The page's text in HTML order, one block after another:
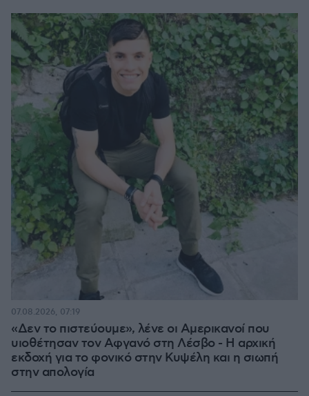
«Δεν το πιστεύουμε», λένε οι Αμερικανοί που
υιοθέτησαν τον Αφγανό στη Λέσβο - Η αρχική
εκδοχή για το φονικό στην Κυψέλη και η σιωπή
στην απολογία
07.08.2026, 07:19